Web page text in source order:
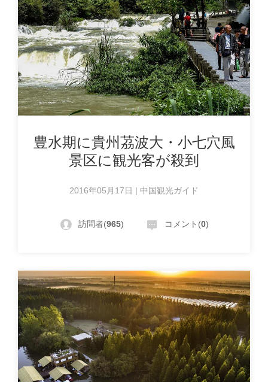
豊水期に貴州茘波大・小七穴風
景区に観光客が殺到
2016年05月17日 | 中国観光ガイド
訪問者(965) コメント(0)